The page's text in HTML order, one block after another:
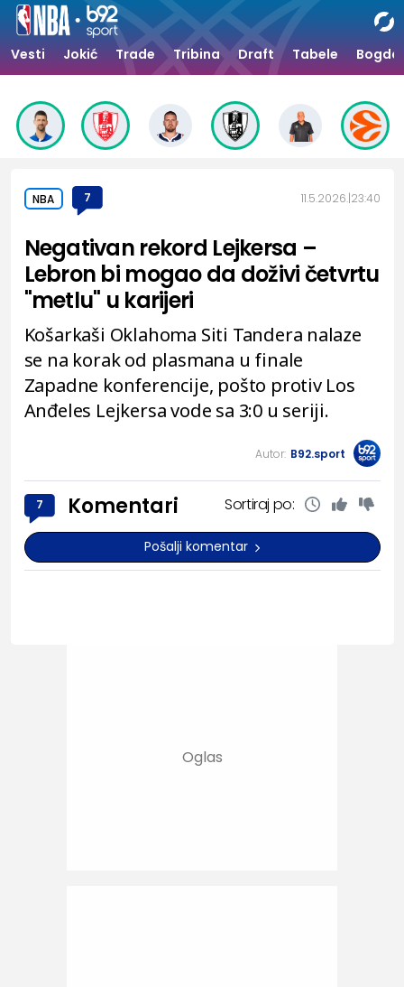
Vesti Jokić Trade Tribina Draft Tabele
NBA 7 11.5.2026. 23:40
Negativan rekord Lejkersa –
Lebron bi mogao da doživi četvrtu
"metlu" u karijeri
Košarkaši Oklahoma Siti Tandera nalaze
se na korak od plasmana u finale
Zapadne konferencije, pošto protiv Los
Anđeles Lejkersa vode sa 3:0 u seriji.
Autor: B92.sport
7 Komentari Sortiraj po:
Pošalji komentar